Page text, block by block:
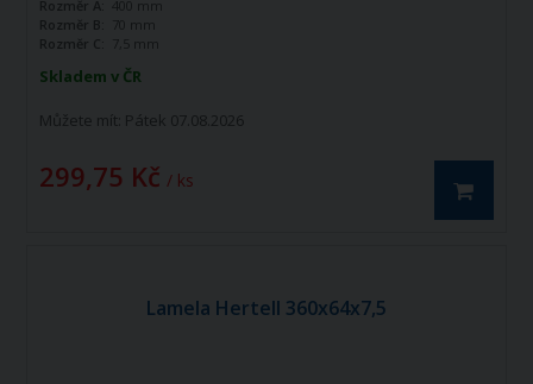
Skladem v ČR
Můžete mít: Pátek 07.08.2026
299,75 Kč / ks
Rozměr A:
400 mm
Rozměr B:
70 mm
Rozměr C:
7,5 mm
Lamela Hertell 360x64x7,5